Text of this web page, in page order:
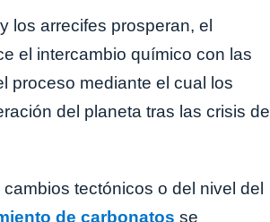
los arrecifes prosperan, el
el intercambio químico con las
proceso mediante el cual los
del planeta tras las crisis de
tectónicos o del nivel del
de carbonatos se